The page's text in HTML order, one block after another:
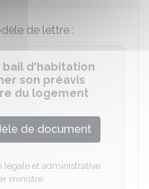
de lettre :
bail d'habitation
son préavis
du logement
de document
légale et administrative
ministre